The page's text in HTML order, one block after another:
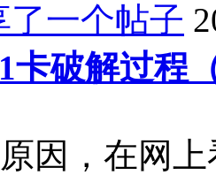
了一个帖子
卡破解过程
因，在网